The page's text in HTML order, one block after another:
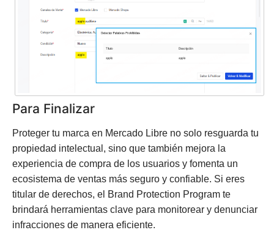
Para Finalizar
Proteger tu marca en Mercado Libre no solo resguarda tu
propiedad intelectual, sino que también mejora la
experiencia de compra de los usuarios y fomenta un
ecosistema de ventas más seguro y confiable. Si eres
titular de derechos, el Brand Protection Program te
brindará herramientas clave para monitorear y denunciar
infracciones de manera eficiente.